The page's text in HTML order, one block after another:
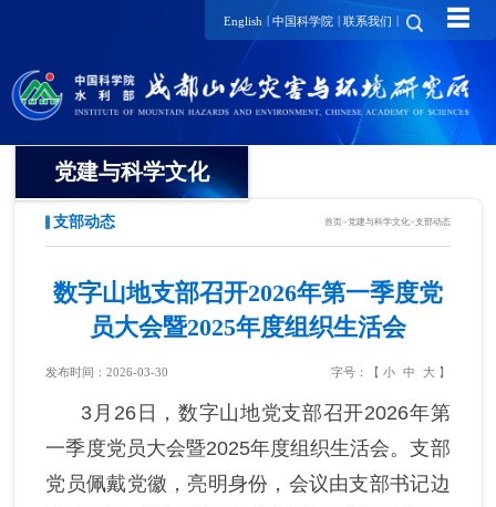
English | 中国科学院 | 联系我们 | ☰
党建与科学文化
纪委
工会
支部动态
支部动态 首页>党建与科学文化>支部动态
数字山地支部召开2026年第一季度党
员大会暨2025年度组织生活会
发布时间：2026-03-30 字号：【 小 中 大】
3月26日，数字山地党支部召开2026年第
一季度党员大会暨2025年度组织生活会。支部
党员佩戴党徽，亮明身份，会议由支部书记边